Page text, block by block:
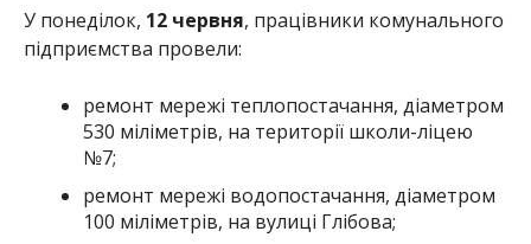
У понеділок, 12 червня, працівники комунального
підприємства провели:
ремонт мережі теплопостачання, діаметром
530 міліметрів, на території школи-ліцею
№7;
ремонт мережі водопостачання, діаметром
100 міліметрів, на вулиці Глібова;